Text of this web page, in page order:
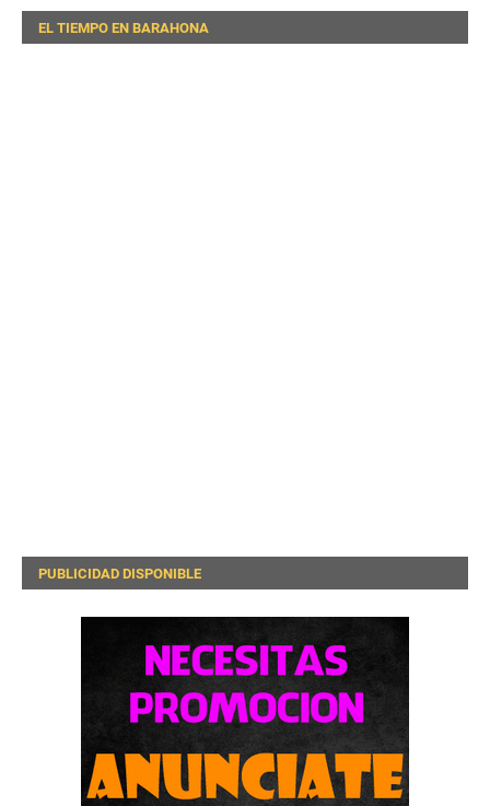
EL TIEMPO EN BARAHONA
PUBLICIDAD DISPONIBLE